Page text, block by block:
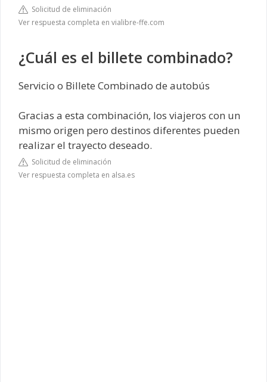
Solicitud de eliminación
Ver respuesta completa en vialibre-ffe.com
¿Cuál es el billete combinado?
Servicio o Billete Combinado de autobús
Gracias a esta combinación, los viajeros con un
mismo origen pero destinos diferentes pueden
realizar el trayecto deseado.
Solicitud de eliminación
Ver respuesta completa en alsa.es